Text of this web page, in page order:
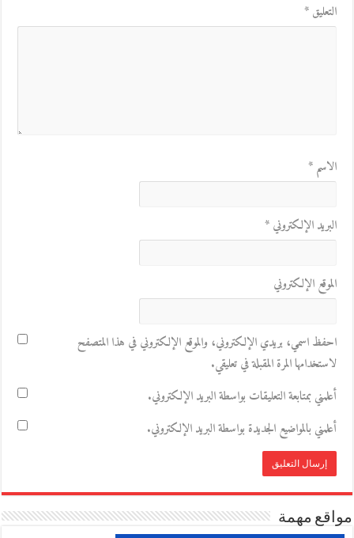
التعليق*
الاسم*
البريد الإلكتروني*
الموقع الإلكتروني
احفظ اسمي، بريدي الإلكتروني، والموقع الإلكتروني في هذا المتصفح
لاستخدامها المرة المقبلة في تعليقي.
أعلمني بمتابعة التعليقات بواسطة البريد الإلكتروني.
أعلمني بالمواضيع الجديدة بواسطة البريد الإلكتروني.
مواقع مهمة